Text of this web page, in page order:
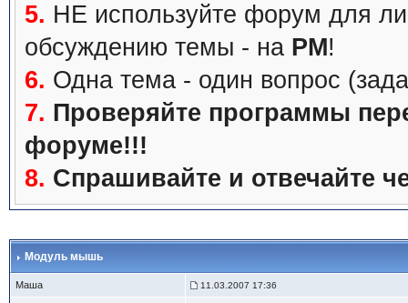
5. НЕ используйте форум для
обсуждению темы - на PM!
6. Одна тема - один вопрос
7. Проверяйте программы
форуме!!!
8. Спрашивайте и отвечайте
Модуль мышь
Маша 11.03.2007 17:36